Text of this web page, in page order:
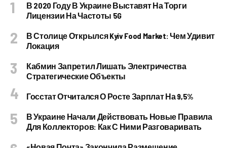
В 2020 Году В Украине Выставят На Торги
Лицензии На Частоты 5G
В Столице Открылся Kyiv Food Market: Чем Удивит
Локация
Кабмин Запретил Лишать Электричества
Стратегические Объекты
Госстат Отчитался О Росте Зарплат На 9,5%
В Украине Начали Действовать Новые Правила
Для Коллекторов: Как С Ними Разговаривать